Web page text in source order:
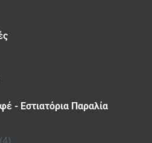
- Εστιατόρια Παραλία
(4)